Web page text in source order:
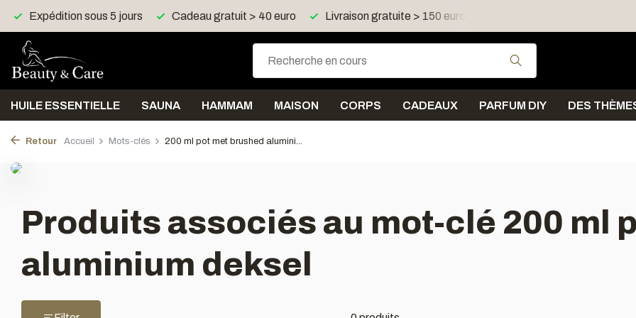
Expédition sous 5 jours Cadeau gratuit > 40 euro Livraison gratuite > 150 euro dans FR, LU, UK, IE, AT, PL, CZ,
Utilisez les
HUILE ESSENTIELLE SAUNA HAMMAM MAISON CORPS CADEAUX PARFUM DIY DES
Retour Accueil Mots-clés 200 ml pot met brushed alumini...
Produits associés au mot-clé 200 ml
aluminium deksel